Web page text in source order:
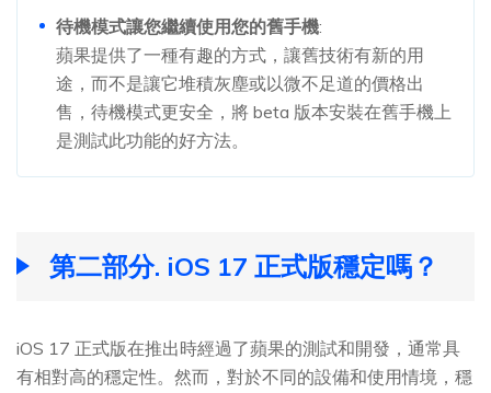
待機模式讓您繼續使用您的舊手機:
蘋果提供了一種有趣的方式，讓舊技術有新的用
途，而不是讓它堆積灰塵或以微不足道的價格出
售，待機模式更安全，將 beta 版本安裝在舊手機上
是測試此功能的好方法。
第二部分. iOS 17 正式版穩定嗎？
iOS 17 正式版在推出時經過了蘋果的測試和開發，通常具
有相對高的穩定性。然而，對於不同的設備和使用情境，穩